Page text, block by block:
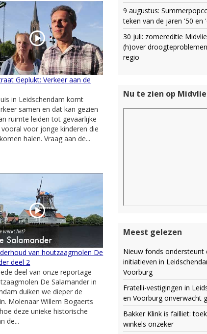
Geplukt: Verkeer aan de
in Leidschendam komt
samen en dat kan gezien
ruimte leiden tot gevaarlijke
voor jonge kinderen die
halen. Vraag aan de...
van houtzaagmolen De
deel 2
deel van onze reportage
De Salamander in
duiken we dieper de
Molenaar Willem Bogaerts
deze unieke historische
de...
9 augustus:
teken van de jaren '50 en
30 juli: zomereditie
(h)over
regio
Nu te zien op
Meest gelezen
Nieuw fonds ondersteunt
initiatieven in
Voorburg
Fratelli-vestigingen in
en Voorburg onverwacht
Bakker Klink is failliet:
winkels onzeker